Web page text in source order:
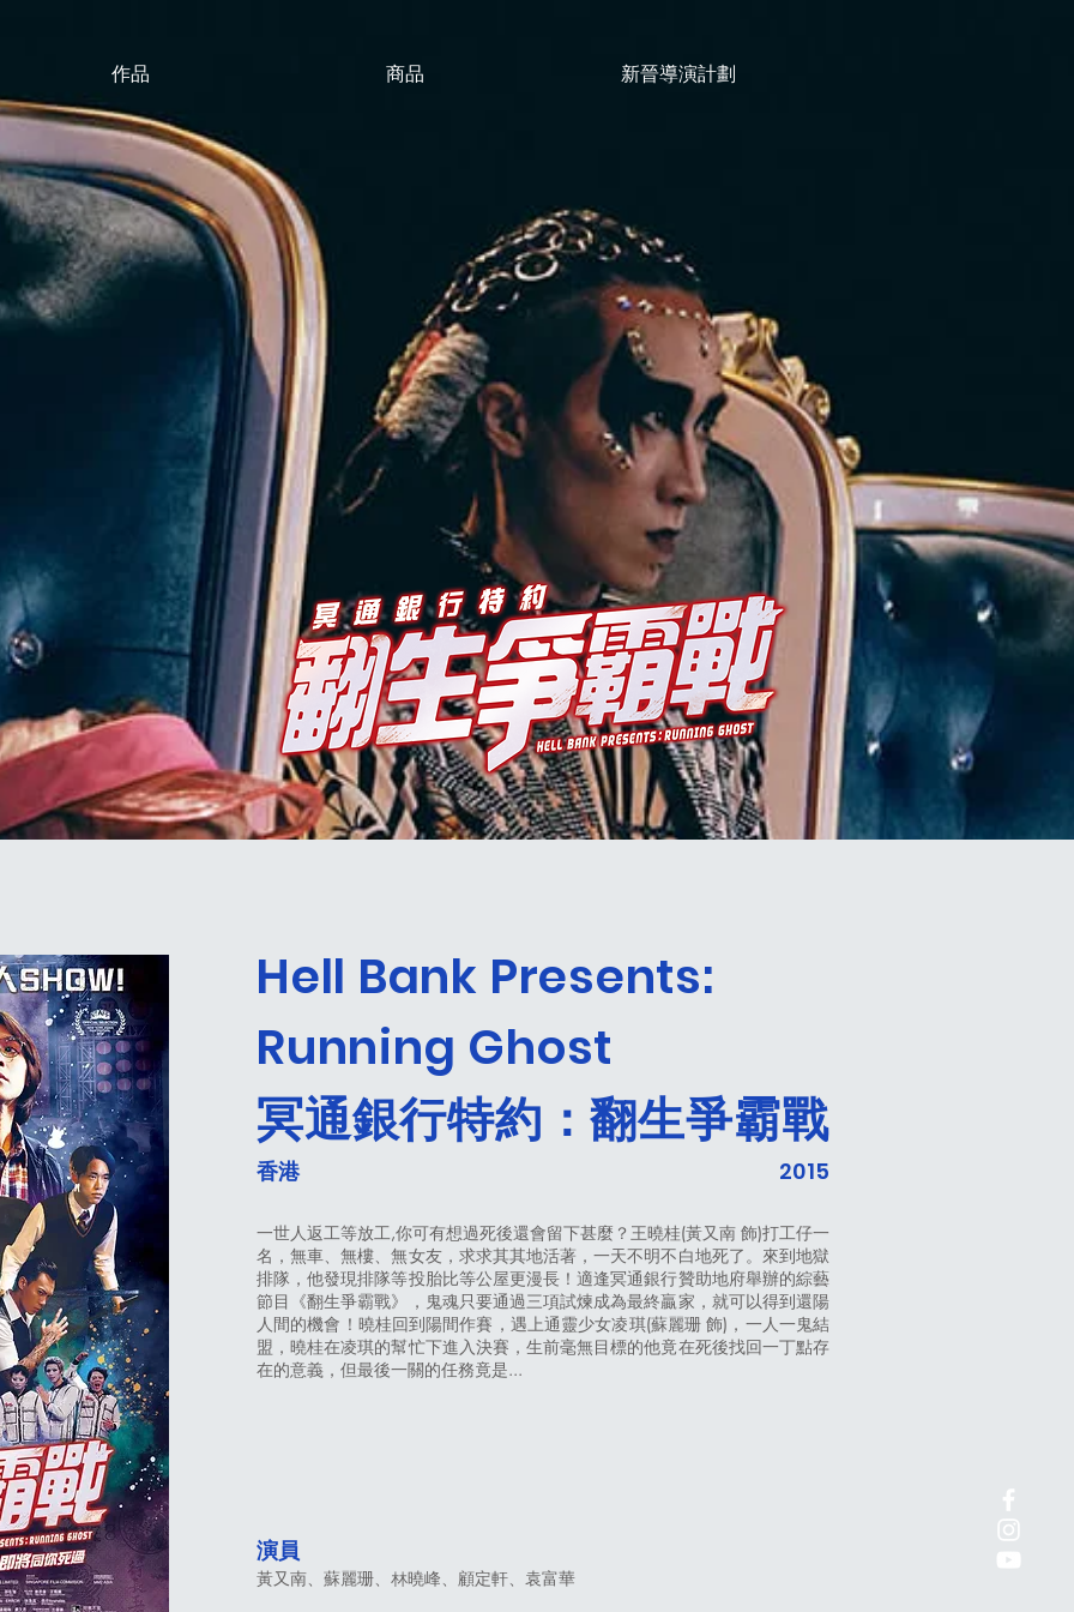
作品 商品 新晉導演計劃
Hell Bank Presents:
Running Ghost
冥通銀行特約：翻生爭霸戰
香港 2015
一世人返工等放工,你可有想過死後還會留下甚麼？王曉桂(黃又南 飾)打工仔一
名，無車、無樓、無女友，求求其其地活著，一天不明不白地死了。來到地獄
排隊，他發現排隊等投胎比等公屋更漫長！適逢冥通銀行贊助地府舉辦的綜藝
節目《翻生爭霸戰》，鬼魂只要通過三項試煉成為最終贏家，就可以得到還陽
人間的機會！曉桂回到陽間作賽，遇上通靈少女凌琪(蘇麗珊 飾)，一人一鬼結
盟，曉桂在凌琪的幫忙下進入決賽，生前毫無目標的他竟在死後找回一丁點存
在的意義，但最後一關的任務竟是...
演員
黃又南、蘇麗珊、林曉峰、顧定軒、袁富華